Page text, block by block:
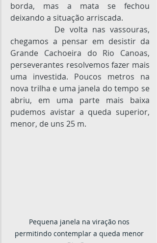
borda, mas a mata se fechou
deixando a situação arriscada.
De volta nas vassouras,
chegamos a pensar em desistir da
Grande Cachoeira do Rio Canoas,
perseverantes resolvemos fazer mais
uma investida. Poucos metros na
nova trilha e uma janela do tempo se
abriu, em uma parte mais baixa
pudemos avistar a queda superior,
menor, de uns 25 m.
Pequena janela na viração nos
permitindo contemplar a queda menor